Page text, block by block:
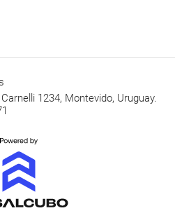
1234, Montevido, Uruguay.